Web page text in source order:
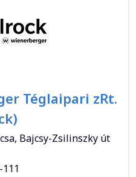
Téglaipari zRt.
Bajcsy-Zsilinszky út